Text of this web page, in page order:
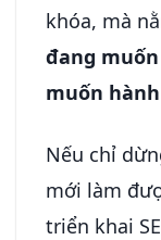
khóa, mà
đang
muốn
Nếu chỉ
mới làm
triển khai